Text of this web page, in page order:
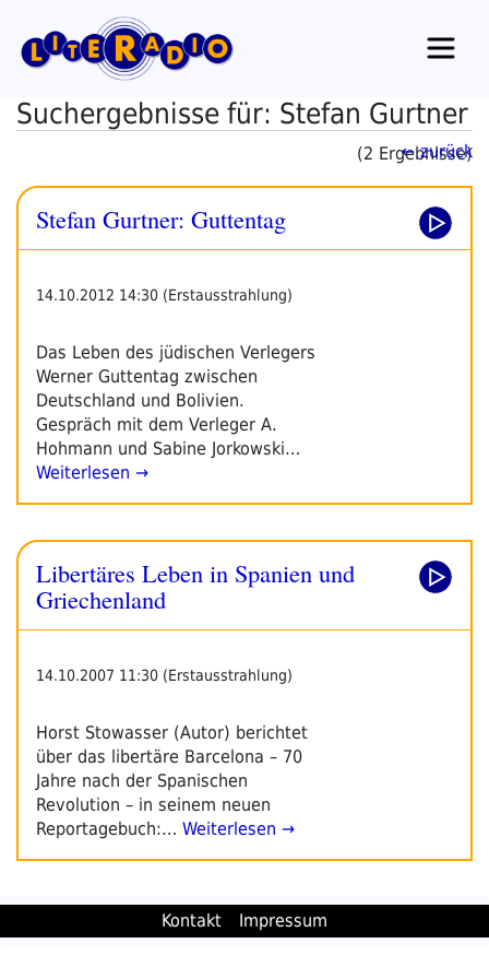
Inhalt
springen
Suchergebnisse für: Stefan Gurtner
(2 Ergebnisse)
← zurück
Stefan Gurtner: Guttentag
14.10.2012 14:30 (Erstausstrahlung)
Das Leben des jüdischen Verlegers
Werner Guttentag zwischen
Deutschland und Bolivien.
Gespräch mit dem Verleger A.
Hohmann und Sabine Jorkowski…
Weiterlesen →
Libertäres Leben in Spanien und
Griechenland
14.10.2007 11:30 (Erstausstrahlung)
Horst Stowasser (Autor) berichtet
über das libertäre Barcelona – 70
Jahre nach der Spanischen
Revolution – in seinem neuen
Reportagebuch:… Weiterlesen →
Kontakt Impressum